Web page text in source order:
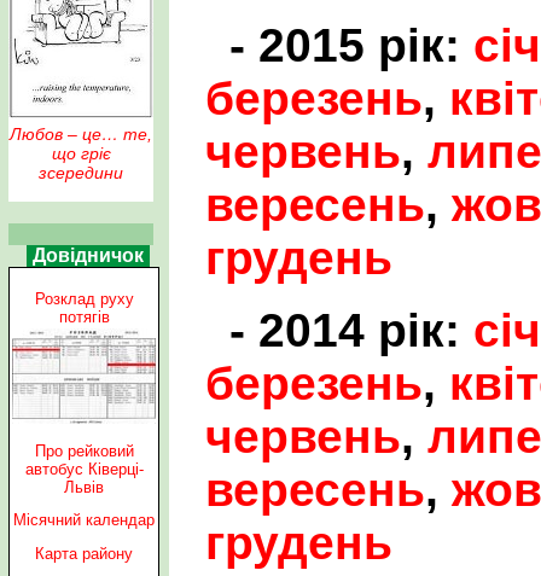
Любов – це… те,
що гріє
зсередини
Довідничок
Розклад руху
потягів
Про рейковий
автобус Ківерці-
Львів
Місячний календар
Карта району
- 2015 рік:
березень,
червень,
вересень,
грудень
- 2014 рік:
березень,
червень,
вересень,
грудень